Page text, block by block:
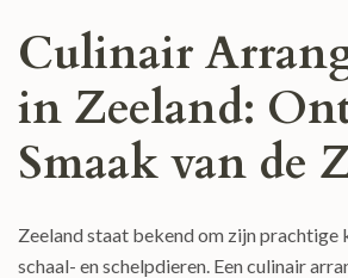
Culinair
in Zeeland:
Smaak van de
Zeeland staat bekend om zijn prachtige
schaal- en schelpdieren. Een culinair